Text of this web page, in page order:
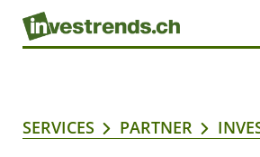
SERVICES PARTNER